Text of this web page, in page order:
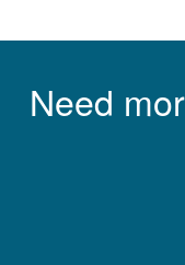
Need